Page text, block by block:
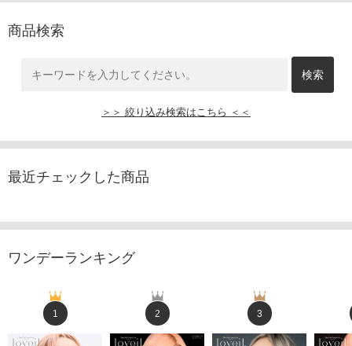
商品検索
＞＞ 絞り込み検索はこちら ＜＜
最近チェックした商品
ワンデーランキング
1 2 3